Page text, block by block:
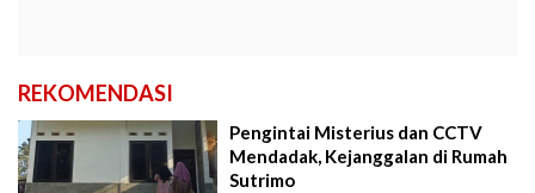
REKOMENDASI
Pengintai Misterius dan CCTV
Mendadak, Kejanggalan di Rumah
Sutrimo